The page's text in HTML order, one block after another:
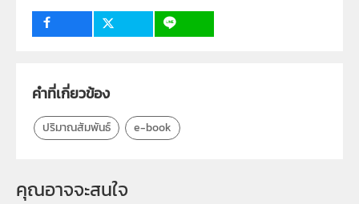
กลุ่มเป้าหมาย
นักเรียน
คำที่เกี่ยวข้อง
ปริมาณสัมพันธ์ e-book
คุณอาจจะสนใจ